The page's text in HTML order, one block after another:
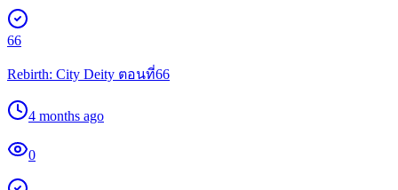
66
Rebirth: City Deity ตอนที่66
4 months ago
0